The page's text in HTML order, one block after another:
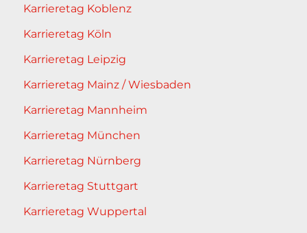
Karrieretag Koblenz
Karrieretag Köln
Karrieretag Leipzig
Karrieretag Mainz / Wiesbaden
Karrieretag Mannheim
Karrieretag München
Karrieretag Nürnberg
Karrieretag Stuttgart
Karrieretag Wuppertal